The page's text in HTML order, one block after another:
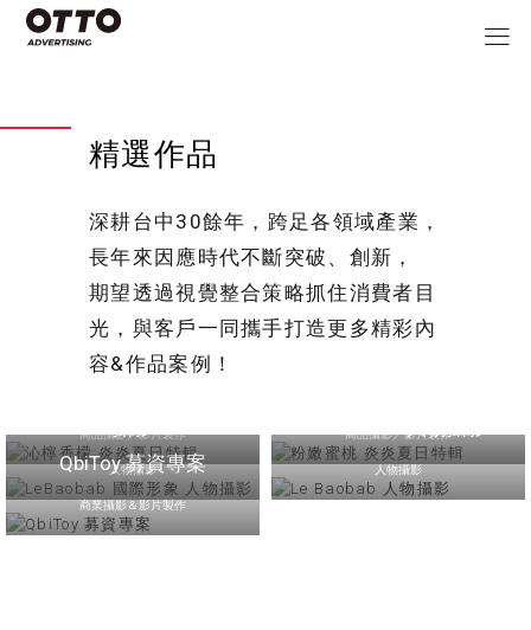
精選作品
深耕台中30餘年，跨足各領域產業，
長年來因應時代不斷突破、創新，
期望透過視覺整合策略抓住消費者目
光，與客戶一同攜手打造更多精彩內
容&作品案例！
商品攝影／影片製作 商品攝影／影片製作
人物攝影 人物攝影
QbiToy 募資專案
商業攝影＆影片製作